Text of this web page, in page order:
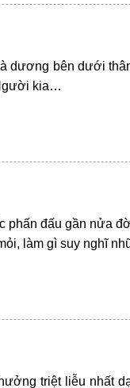
dương bên dưới
kia…
phấn đấu gần nửa
làm gì suy nghĩ
triệt liễu nhất